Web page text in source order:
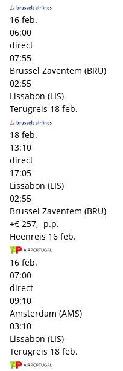
16 feb.
06:00
direct
07:55
Brussel Zaventem (BRU)
02:55
Lissabon (LIS)
Terugreis 18 feb.
18 feb.
13:10
direct
17:05
Lissabon (LIS)
02:55
Brussel Zaventem (BRU)
+€ 257,- p.p.
Heenreis 16 feb.
16 feb.
07:00
direct
09:10
Amsterdam (AMS)
03:10
Lissabon (LIS)
Terugreis 18 feb.